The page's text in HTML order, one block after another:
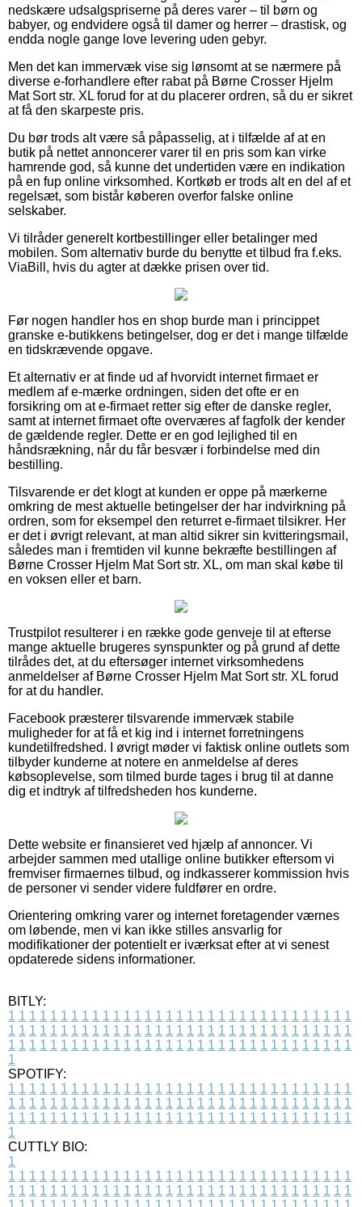
nedskære udsalgspriserne på deres varer – til børn og
babyer, og endvidere også til damer og herrer – drastisk, og
endda nogle gange love levering uden gebyr.
Men det kan immervæk vise sig lønsomt at se nærmere på
diverse e-forhandlere efter rabat på Børne Crosser Hjelm
Mat Sort str. XL forud for at du placerer ordren, så du er sikret
at få den skarpeste pris.
Du bør trods alt være så påpasselig, at i tilfælde af at en
butik på nettet annoncerer varer til en pris som kan virke
hamrende god, så kunne det undertiden være en indikation
på en fup online virksomhed. Kortkøb er trods alt en del af et
regelsæt, som bistår køberen overfor falske online
selskaber.
Vi tilråder generelt kortbestillinger eller betalinger med
mobilen. Som alternativ burde du benytte et tilbud fra f.eks.
ViaBill, hvis du agter at dække prisen over tid.
Før nogen handler hos en shop burde man i princippet
granske e-butikkens betingelser, dog er det i mange tilfælde
en tidskrævende opgave.
Et alternativ er at finde ud af hvorvidt internet firmaet er
medlem af e-mærke ordningen, siden det ofte er en
forsikring om at e-firmaet retter sig efter de danske regler,
samt at internet firmaet ofte overværes af fagfolk der kender
de gældende regler. Dette er en god lejlighed til en
håndsrækning, når du får besvær i forbindelse med din
bestilling.
Tilsvarende er det klogt at kunden er oppe på mærkerne
omkring de mest aktuelle betingelser der har indvirkning på
ordren, som for eksempel den returret e-firmaet tilsikrer. Her
er det i øvrigt relevant, at man altid sikrer sin kvitteringsmail,
således man i fremtiden vil kunne bekræfte bestillingen af
Børne Crosser Hjelm Mat Sort str. XL, om man skal købe til
en voksen eller et barn.
Trustpilot resulterer i en række gode genveje til at efterse
mange aktuelle brugeres synspunkter og på grund af dette
tilrådes det, at du eftersøger internet virksomhedens
anmeldelser af Børne Crosser Hjelm Mat Sort str. XL forud
for at du handler.
Facebook præsterer tilsvarende immervæk stabile
muligheder for at få et kig ind i internet forretningens
kundetilfredshed. I øvrigt møder vi faktisk online outlets som
tilbyder kunderne at notere en anmeldelse af deres
købsoplevelse, som tilmed burde tages i brug til at danne
dig et indtryk af tilfredsheden hos kunderne.
Dette website er finansieret ved hjælp af annoncer. Vi
arbejder sammen med utallige online butikker eftersom vi
fremviser firmaernes tilbud, og indkasserer kommission hvis
de personer vi sender videre fuldfører en ordre.
Orientering omkring varer og internet foretagender værnes
om løbende, men vi kan ikke stilles ansvarlig for
modifikationer der potentielt er iværksat efter at vi senest
opdaterede sidens informationer.
BITLY:
1 1 1 1 1 1 1 1 1 1 1 1 1 1 1 1 1 1 1 1 1 1 1 1 1 1 1 1 1 1 1 1 1
1 1 1 1 1 1 1 1 1 1 1 1 1 1 1 1 1 1 1 1 1 1 1 1 1 1 1 1 1 1 1 1 1
1 1 1 1 1 1 1 1 1 1 1 1 1 1 1 1 1 1 1 1 1 1 1 1 1 1 1 1 1 1 1 1 1
1
SPOTIFY:
1 1 1 1 1 1 1 1 1 1 1 1 1 1 1 1 1 1 1 1 1 1 1 1 1 1 1 1 1 1 1 1 1
1 1 1 1 1 1 1 1 1 1 1 1 1 1 1 1 1 1 1 1 1 1 1 1 1 1 1 1 1 1 1 1 1
1 1 1 1 1 1 1 1 1 1 1 1 1 1 1 1 1 1 1 1 1 1 1 1 1 1 1 1 1 1 1 1 1
1
CUTTLY BIO:
1
1 1 1 1 1 1 1 1 1 1 1 1 1 1 1 1 1 1 1 1 1 1 1 1 1 1 1 1 1 1 1 1 1
1 1 1 1 1 1 1 1 1 1 1 1 1 1 1 1 1 1 1 1 1 1 1 1 1 1 1 1 1 1 1 1 1